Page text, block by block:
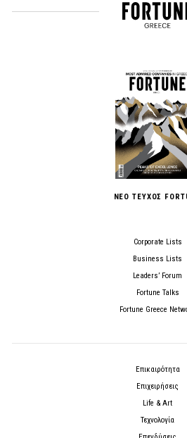
ΝΕΟ ΤΕΥΧΟΣ
Corporate Lists
Business Lists
Leaders’ Forum
Fortune Talks
Fortune Greece
Επικαιρότητα
Επιχειρήσεις
Life & Art
Τεχνολογία